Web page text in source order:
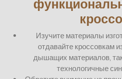
Изучите материалы
отдавайте кроссовкам
дышащих материалов,
технологичные